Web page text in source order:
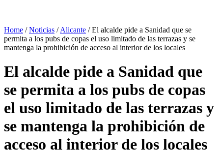
Home /Noticias /Alicante /El alcalde pide a Sanidad que se
permita a los pubs de copas el uso limitado de las terrazas y se
mantenga la prohibición de acceso al interior de los locales
El alcalde pide a Sanidad que
se permita a los pubs de copas
el uso limitado de las terrazas y
se mantenga la prohibición de
acceso al interior de los locales